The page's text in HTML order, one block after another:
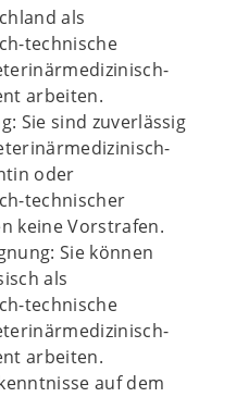
als
technische
arbeiten.
Sie sind zuverlässig
oder
technischer
keine Vorstrafen.
Sie können
als
technische
arbeiten.
auf dem